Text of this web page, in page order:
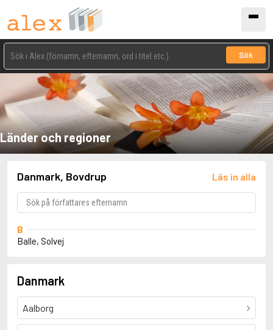
Sök
Länder och regioner
Danmark, Bovdrup Läs in alla
B
Balle, Solvej
Danmark
Aalborg